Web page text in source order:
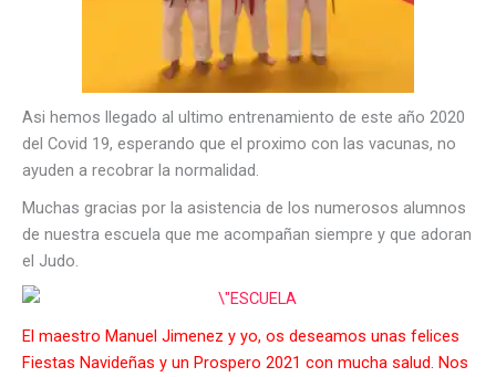
Asi hemos llegado al ultimo entrenamiento de este año 2020
del Covid 19, esperando que el proximo con las vacunas, no
ayuden a recobrar la normalidad.
Muchas gracias por la asistencia de los numerosos alumnos
de nuestra escuela que me acompañan siempre y que adoran
el Judo.
El maestro Manuel Jimenez y yo, os deseamos unas felices
Fiestas Navideñas y un Prospero 2021 con mucha salud. Nos